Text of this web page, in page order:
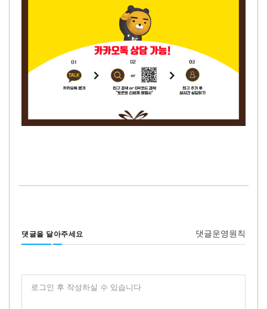
댓글을 달아주세요 댓글운영원칙
로그인 후 작성하실 수 있습니다